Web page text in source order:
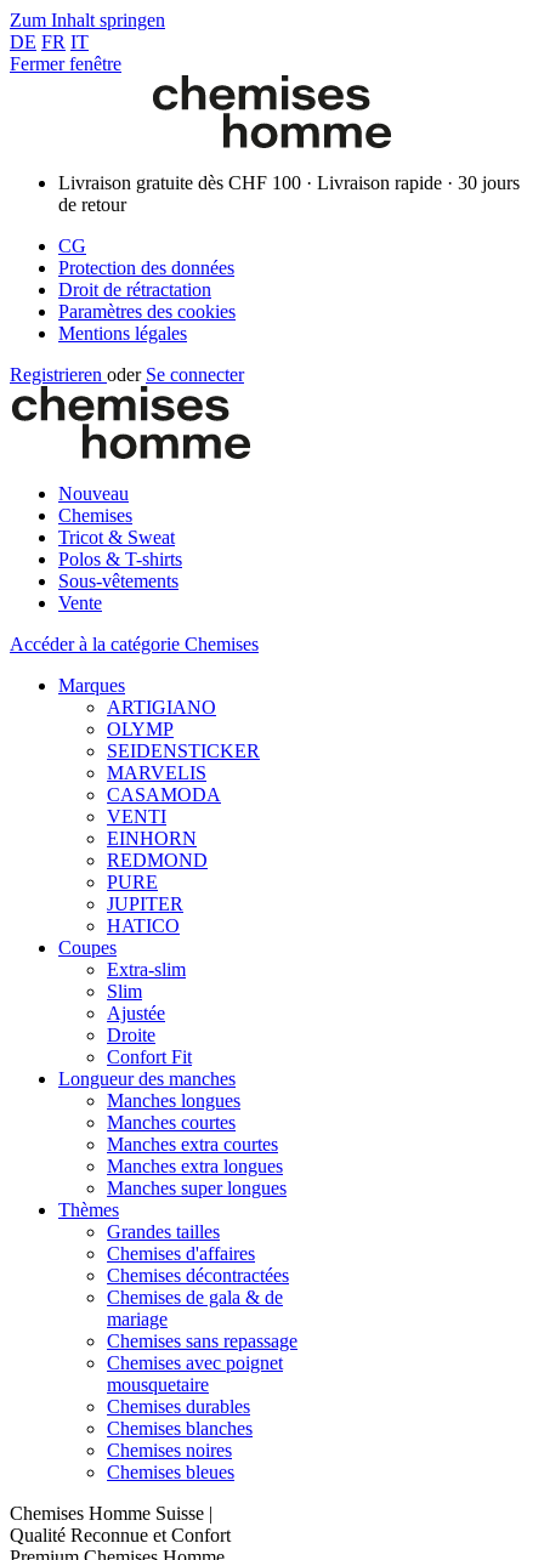
Zum Inhalt springen
DE FR IT
Fermer fenêtre
Livraison gratuite dès CHF 100 · Livraison rapide · 30 jours
de retour
CG
Protection des données
Droit de rétractation
Paramètres des cookies
Mentions légales
Registrieren oder Se connecter
Nouveau
Chemises
Tricot & Sweat
Polos & T-shirts
Sous-vêtements
Vente
Accéder à la catégorie Chemises
Marques
ARTIGIANO
OLYMP
SEIDENSTICKER
MARVELIS
CASAMODA
VENTI
EINHORN
REDMOND
PURE
JUPITER
HATICO
Coupes
Extra-slim
Slim
Ajustée
Droite
Confort Fit
Longueur des manches
Manches longues
Manches courtes
Manches extra courtes
Manches extra longues
Manches super longues
Thèmes
Grandes tailles
Chemises d'affaires
Chemises décontractées
Chemises de gala & de
mariage
Chemises sans repassage
Chemises avec poignet
mousquetaire
Chemises durables
Chemises blanches
Chemises noires
Chemises bleues
Chemises Homme Suisse |
Qualité Reconnue et Confort